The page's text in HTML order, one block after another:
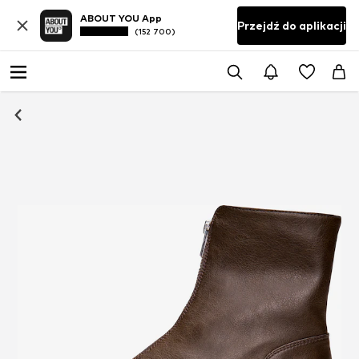
ABOUT YOU App
(152 700) Przejdź do aplikacji